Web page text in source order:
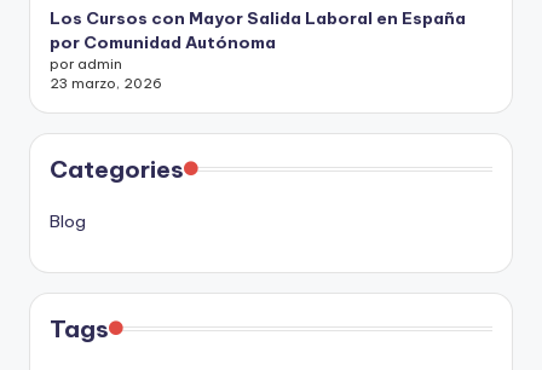
Los Cursos con Mayor Salida Laboral en España
por Comunidad Autónoma
por admin
23 marzo, 2026
Categories
Blog
Tags